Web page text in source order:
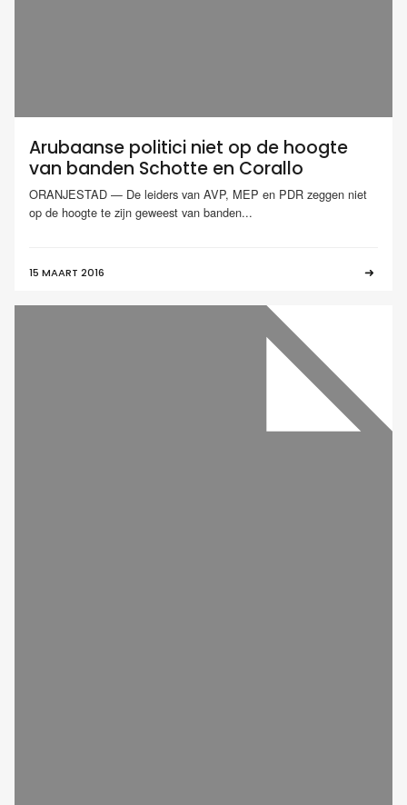
Arubaanse politici niet op de hoogte
van banden Schotte en Corallo
ORANJESTAD — De leiders van AVP, MEP en PDR zeggen niet
op de hoogte te zijn geweest van banden...
15 MAART 2016